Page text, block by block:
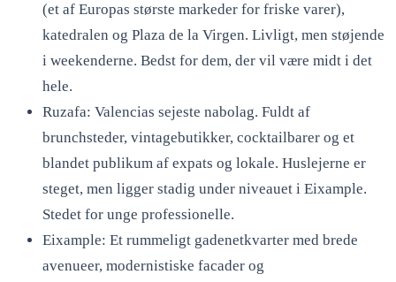
(et af Europas største markeder for friske varer),
katedralen og Plaza de la Virgen. Livligt, men støjende
i weekenderne. Bedst for dem, der vil være midt i det
hele.
Ruzafa: Valencias sejeste nabolag. Fuldt af
brunchsteder, vintagebutikker, cocktailbarer og et
blandet publikum af expats og lokale. Huslejerne er
steget, men ligger stadig under niveauet i Eixample.
Stedet for unge professionelle.
Eixample: Et rummeligt gadenetkvarter med brede
avenueer, modernistiske facader og